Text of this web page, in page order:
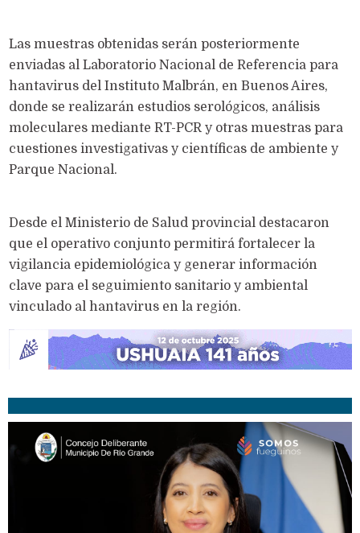
Las muestras obtenidas serán posteriormente
enviadas al Laboratorio Nacional de Referencia para
hantavirus del Instituto Malbrán, en Buenos Aires,
donde se realizarán estudios serológicos, análisis
moleculares mediante RT-PCR y otras muestras para
cuestiones investigativas y científicas de ambiente y
Parque Nacional.
Desde el Ministerio de Salud provincial destacaron
que el operativo conjunto permitirá fortalecer la
vigilancia epidemiológica y generar información
clave para el seguimiento sanitario y ambiental
vinculado al hantavirus en la región.